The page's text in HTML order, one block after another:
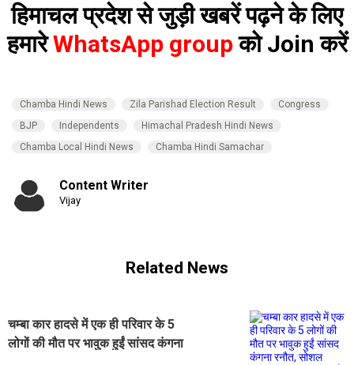
हिमाचल प्रदेश से जुड़ी खबरें पढ़ने के लिए
हमारेWhatsApp groupको Join करें
Chamba Hindi News Zila Parishad Election Result
Congress
BJP
Independents
Himachal Pradesh Hindi News
Chamba Local Hindi News
Chamba Hindi Samachar
Content Writer
Vijay
Related News
चम्बा कार हादसे में एक ही परिवार के 5
लोगों की मौत पर भावुक हुईं सांसद कंगना